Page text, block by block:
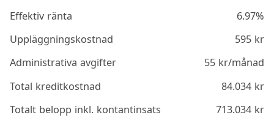
Effektiv ränta
6.97%
Uppläggningskostnad
595kr
Administrativa avgifter
55kr/månad
Total kreditkostnad
84.034kr
Totalt belopp inkl. kontantinsats
713.034kr